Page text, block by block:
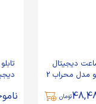
دیجیتال
مدل محراب 2
تومان